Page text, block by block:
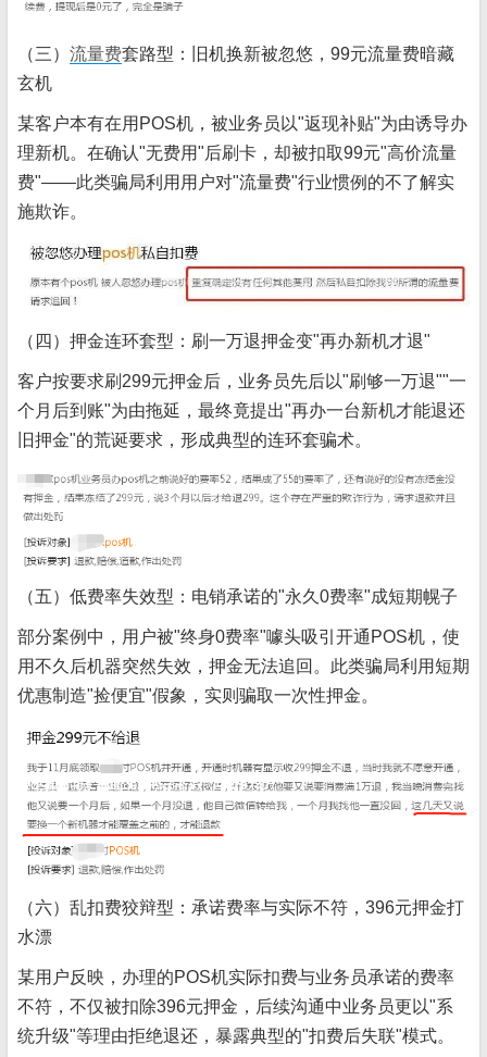
（三） 流量费套路型：旧机换新被忽悠，99元流量费暗藏
玄机
某客户本有在用POS机，被业务员以"返现补贴"为由诱导办
理新机。在确认"无费用"后刷卡，却被扣取99元"高价流量
费"——此类骗局利用用户对"流量费"行业惯例的不了解实
施欺诈。
（四）押金连环套型：刷一万退押金变"再办新机才退"
客户按要求刷299元押金后，业务员先后以"刷够一万退""一
个月后到账"为由拖延，最终竟提出"再办一台新机才能退还
旧押金"的荒诞要求，形成典型的连环套骗术。
（五）低费率失效型：电销承诺的"永久0费率"成短期幌子
部分案例中，用户被"终身0费率"噱头吸引开通POS机，使
用不久后机器突然失效，押金无法追回。此类骗局利用短期
优惠制造"捡便宜"假象，实则骗取一次性押金。
（六）乱扣费狡辩型：承诺费率与实际不符，396元押金打
水漂
某用户反映，办理的POS机实际扣费与业务员承诺的费率
不符，不仅被扣除396元押金，后续沟通中业务员更以"系
统升级"等理由拒绝退还，暴露典型的"扣费后失联"模式。